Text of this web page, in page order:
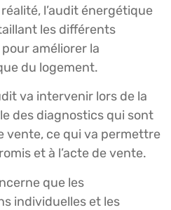
l’audit énergétique
les différents
améliorer la
du logement.
va intervenir lors de la
des diagnostics qui sont
vente, ce qui va permettre
et à l’acte de vente.
que les
individuelles et les